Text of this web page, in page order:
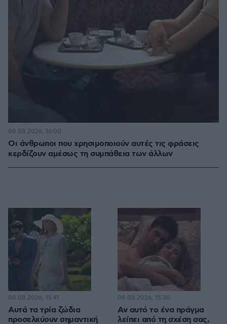
Οι άνθρωποι που χρησιμοποιούν αυτές τις φράσεις
κερδίζουν αμέσως τη συμπάθεια των άλλων
08.08.2026, 16:00
Αυτά τα τρία ζώδια
προσελκύουν σημαντική
08.08.2026, 15:41
Αν αυτό το ένα πράγμα
λείπει από τη σχέση σας,
08.08.2026, 15:30